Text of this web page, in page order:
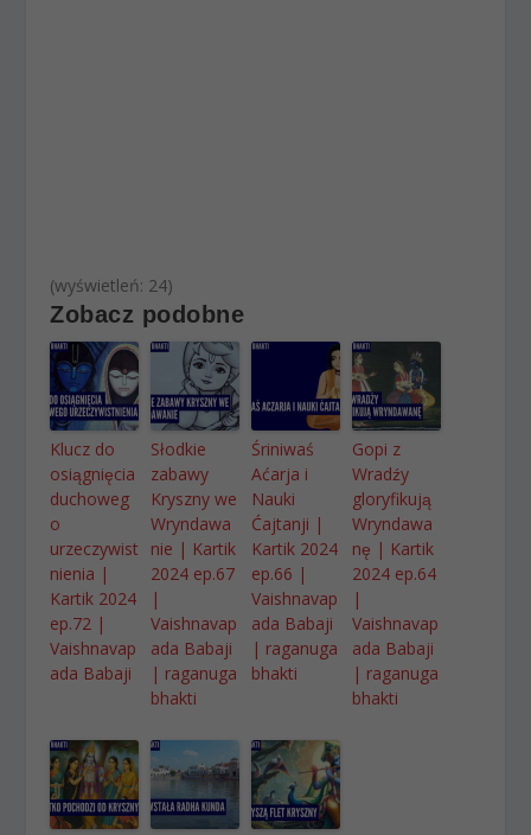
(wyświetleń: 24)
Zobacz podobne
Klucz do
osiągnięcia
duchoweg
o
urzeczywist
nienia |
Kartik 2024
ep.72 |
Vaishnavap
ada Babaji
Słodkie
zabawy
Kryszny we
Wryndawa
nie | Kartik
2024 ep.67
|
Vaishnavap
ada Babaji
| raganuga
bhakti
Śriniwaś
Aćarja i
Nauki
Ćajtanji |
Kartik 2024
ep.66 |
Vaishnavap
ada Babaji
| raganuga
bhakti
Gopi z
Wradźy
gloryfikują
Wryndawa
nę | Kartik
2024 ep.64
|
Vaishnavap
ada Babaji
| raganuga
bhakti